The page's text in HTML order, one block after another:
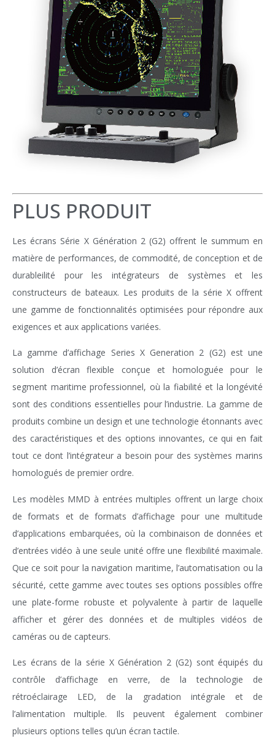
PLUS PRODUIT
Les écrans Série X Génération 2 (G2) offrent le summum en
matière de performances, de commodité, de conception et de
durableilité pour les intégrateurs de systèmes et les
constructeurs de bateaux. Les produits de la série X offrent
une gamme de fonctionnalités optimisées pour répondre aux
exigences et aux applications variées.
La gamme d’affichage Series X Generation 2 (G2) est une
solution d’écran flexible conçue et homologuée pour le
segment maritime professionnel, où la fiabilité et la longévité
sont des conditions essentielles pour l’industrie. La gamme de
produits combine un design et une technologie étonnants avec
des caractéristiques et des options innovantes, ce qui en fait
tout ce dont l’intégrateur a besoin pour des systèmes marins
homologués de premier ordre.
Les modèles MMD à entrées multiples offrent un large choix
de formats et de formats d’affichage pour une multitude
d’applications embarquées, où la combinaison de données et
d’entrées vidéo à une seule unité offre une flexibilité maximale.
Que ce soit pour la navigation maritime, l’automatisation ou la
sécurité, cette gamme avec toutes ses options possibles offre
une plate-forme robuste et polyvalente à partir de laquelle
afficher et gérer des données et de multiples vidéos de
caméras ou de capteurs.
Les écrans de la série X Génération 2 (G2) sont équipés du
contrôle d’affichage en verre, de la technologie de
rétroéclairage LED, de la gradation intégrale et de
l’alimentation multiple. Ils peuvent également combiner
plusieurs options telles qu’un écran tactile.